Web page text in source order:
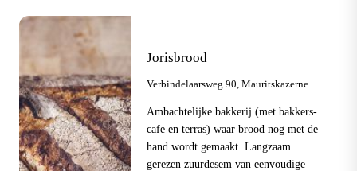
Jorisbrood
Verbindelaarsweg 90, Mauritskazerne
Ambachtelijke bakkerij (met bakkers-
cafe en terras) waar brood nog met de
hand wordt gemaakt. Langzaam
gerezen zuurdesem van eenvoudige